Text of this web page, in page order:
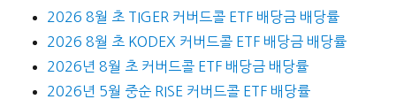
2026 8월 초 TIGER 커버드콜 ETF 배당금 배당률
2026 8월 초 KODEX 커버드콜 ETF 배당금 배당률
2026년 8월 초 커버드콜 ETF 배당금 배당률
2026년 5월 중순 RISE 커버드콜 ETF 배당률